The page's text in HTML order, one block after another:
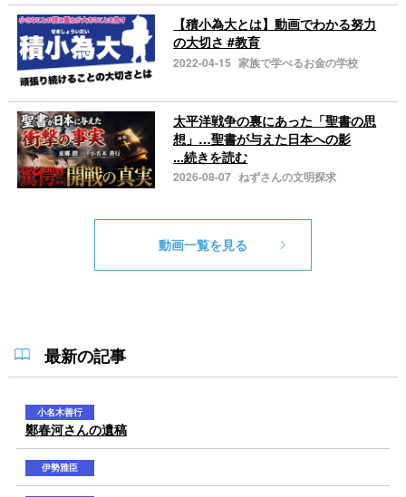
【積小為大とは】動画でわかる努力
の大切さ #教育
2022-04-15 家族で学べるお金の学校
太平洋戦争の裏にあった「聖書の思
想」…聖書が与えた日本への影
...続きを読む
2026-08-07 ねずさんの文明探求
動画一覧を見る
最新の記事